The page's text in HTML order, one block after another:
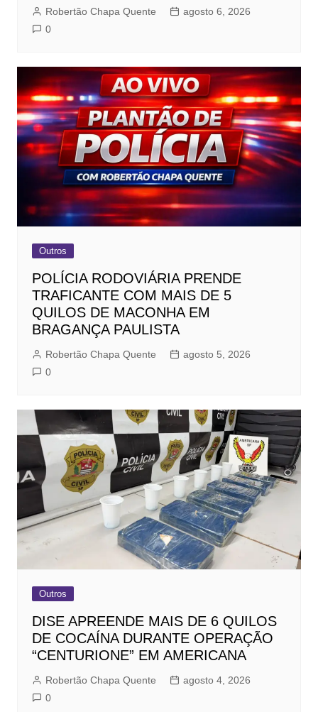
Robertão Chapa Quente
agosto 6, 2026
0
Outros
POLÍCIA RODOVIÁRIA PRENDE
TRAFICANTE COM MAIS DE 5
QUILOS DE MACONHA EM
BRAGANÇA PAULISTA
Robertão Chapa Quente
agosto 5, 2026
0
Outros
DISE APREENDE MAIS DE 6 QUILOS
DE COCAÍNA DURANTE OPERAÇÃO
“CENTURIONE” EM AMERICANA
Robertão Chapa Quente
agosto 4, 2026
0